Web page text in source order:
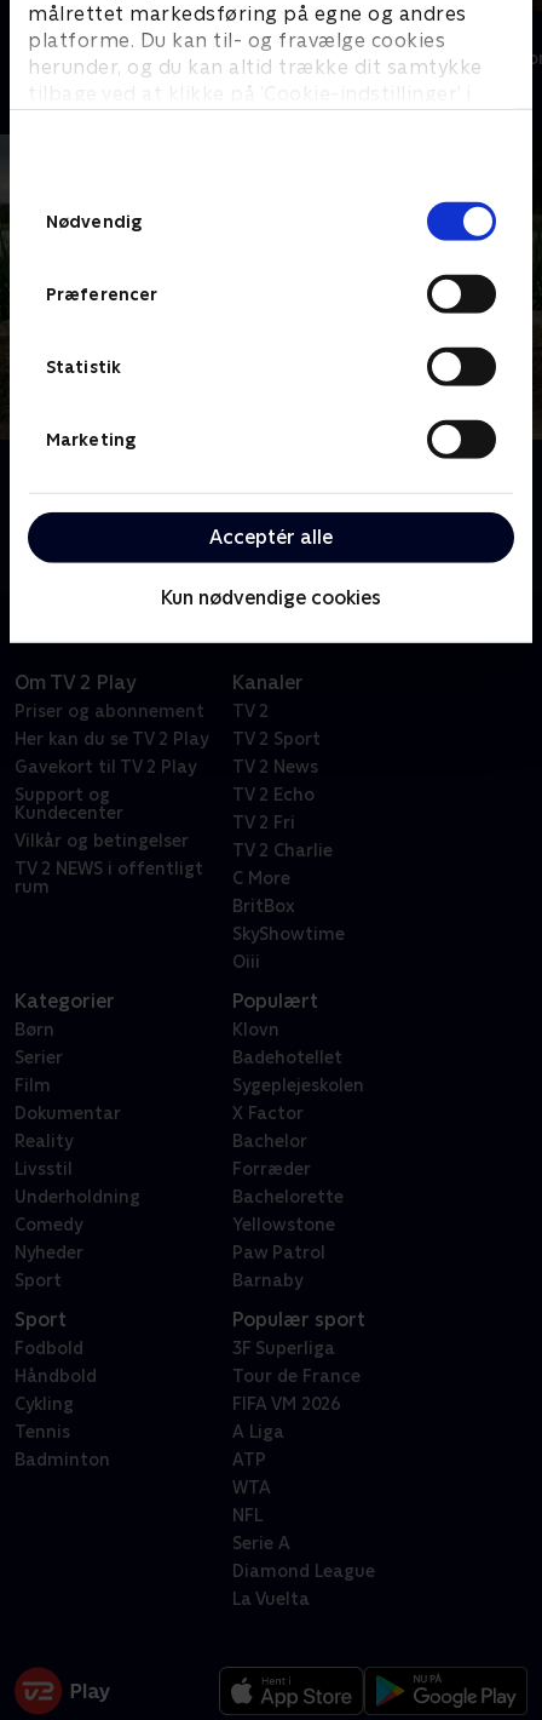
målrettet markedsføring på egne og andres
platforme. Du kan til- og fravælge cookies
herunder, og du kan altid trække dit samtykke
tilbage ved at klikke på ’Cookie-indstillinger’ i
Nødvendig
Præferencer
Statistik
Marketing
Acceptér alle
Kun nødvendige cookies
Landmand søger kærlighed
Reality • 13 sæsoner
Forræder
Reality • 4
Fire singlefyre får en unik mulighed for at date en
flok bypiger i håbet om at finde den eneste ene.
Om TV 2 Play
Priser og abonnement
Her kan du se TV 2 Play
Gavekort til TV 2 Play
Support og
Kundecenter
Vilkår og betingelser
TV 2 NEWS i offentligt
rum
Kanaler
TV 2
TV 2 Sport
TV 2 News
TV 2 Echo
TV 2 Fri
TV 2 Charlie
C More
BritBox
SkyShowtime
Oiii
Kategorier
Børn
Serier
Film
Dokumentar
Reality
Livsstil
Underholdning
Comedy
Nyheder
Sport
Populært
Klovn
Badehotellet
Sygeplejeskolen
X Factor
Bachelor
Forræder
Bachelorette
Yellowstone
Paw Patrol
Barnaby
Sport
Fodbold
Håndbold
Cykling
Tennis
Badminton
Populær sport
3F Superliga
Tour de France
FIFA VM 2026
A Liga
ATP
WTA
NFL
Serie A
Diamond League
La Vuelta